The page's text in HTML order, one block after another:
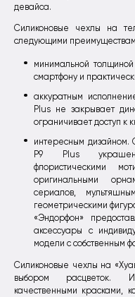
девайса.
Силиконовые чехлы на
следующими
минимальной
смартфону и
аккуратным
Plus не закрывает
ограничивает доступ к
интересным дизайном.
P9 Plus украшен
флористическими
оригинальными
сериалов,
геометрическими
«Эндорфон»
аксессуары с
модели с собственным
Силиконовые чехлы на
выбором расцветок.
качественными красками,